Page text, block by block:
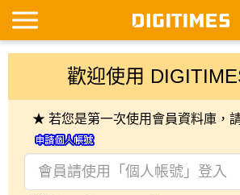
歡迎使用
★ 若您是第一次使用會員資料庫，